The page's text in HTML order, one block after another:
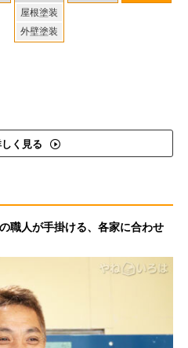
屋根塗装
外壁塗装
く見る
職人が手掛ける、各家に合わせ